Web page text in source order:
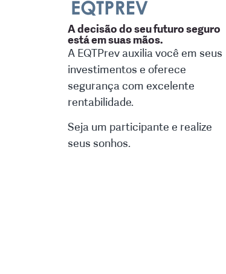
A decisão do seu futuro seguro
está em suas mãos.
A EQTPrev auxilia você em seus
investimentos e oferece
segurança com excelente
rentabilidade.
Seja um participante e realize
seus sonhos.